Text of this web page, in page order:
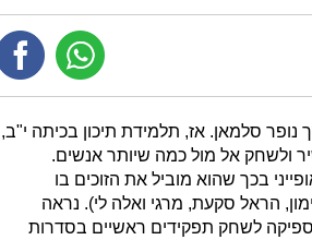
על המסך נופר סלמאן. אז, תלמידת תיכון בכיתה י"ב,
ולשחק אל מול כמה שיותר אנשים.
בכך שהוא מוביל את הזוכים בו
הראל סקעת, מרגי ואלה לי). נראה
לשחק תפקידים ראשיים בסדרות